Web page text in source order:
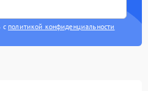
с политикой конфиденциальности